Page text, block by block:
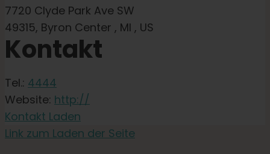
7720 Clyde Park Ave SW
49315, Byron Center , MI , US
Kontakt
Tel.: 4444
Website: http://
Kontakt Laden
Link zum Laden der Seite